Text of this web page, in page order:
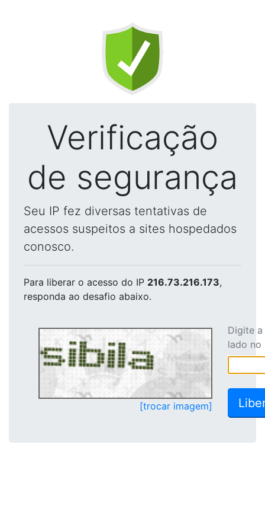
Verificação
de segurança
Seu IP fez diversas tentativas de
acessos suspeitos a sites hospedados
conosco.
Para liberar o acesso do IP 216.73.216.173,
responda ao desafio abaixo.
[trocar imagem]
Digite
lado no